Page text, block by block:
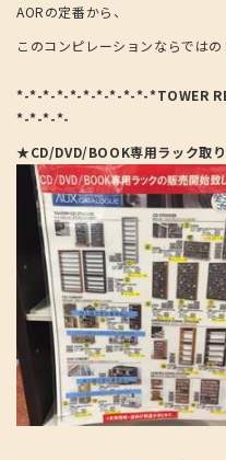
AORの定番から、
このコンピレーションならではの
*-*-*-*-*-*-*-*-*-*-*TOWER
*-*-*-*-
★CD/DVD/BOOK専用ラック取り